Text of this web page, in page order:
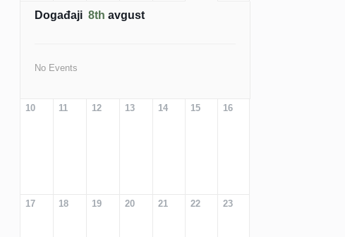
Događaji 8th avgust
No Events
10 11 12 13 14 15 16
17 18 19 20 21 22 23